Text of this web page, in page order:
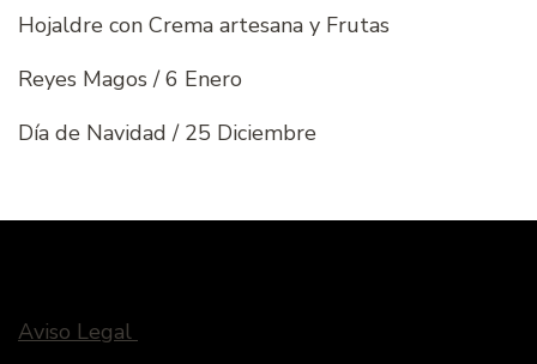
Hojaldre con Crema artesana y Frutas
Reyes Magos / 6 Enero
Día de Navidad / 25 Diciembre
Aviso Legal